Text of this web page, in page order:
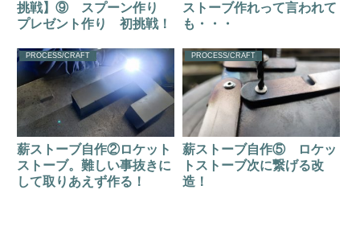
挑戦】⑨ スプーン作り
プレゼント作り 初挑戦！
ストーブ作れって言われて
も・・・
PROCESS/CRAFT
薪ストーブ自作②ロケット
ストーブ。難しい事抜きに
して取りあえず作る！
PROCESS/CRAFT
薪ストーブ自作⑤ ロケッ
トストーブ次に繋げる改
造！